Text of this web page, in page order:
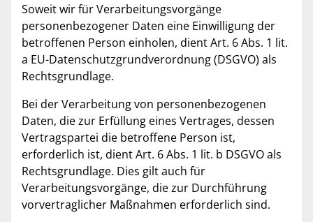
Soweit wir für Verarbeitungsvorgänge
personenbezogener Daten eine Einwilligung der
betroffenen Person einholen, dient Art. 6 Abs. 1 lit.
a EU-Datenschutzgrundverordnung (DSGVO) als
Rechtsgrundlage.
Bei der Verarbeitung von personenbezogenen
Daten, die zur Erfüllung eines Vertrages, dessen
Vertragspartei die betroffene Person ist,
erforderlich ist, dient Art. 6 Abs. 1 lit. b DSGVO als
Rechtsgrundlage. Dies gilt auch für
Verarbeitungsvorgänge, die zur Durchführung
vorvertraglicher Maßnahmen erforderlich sind.